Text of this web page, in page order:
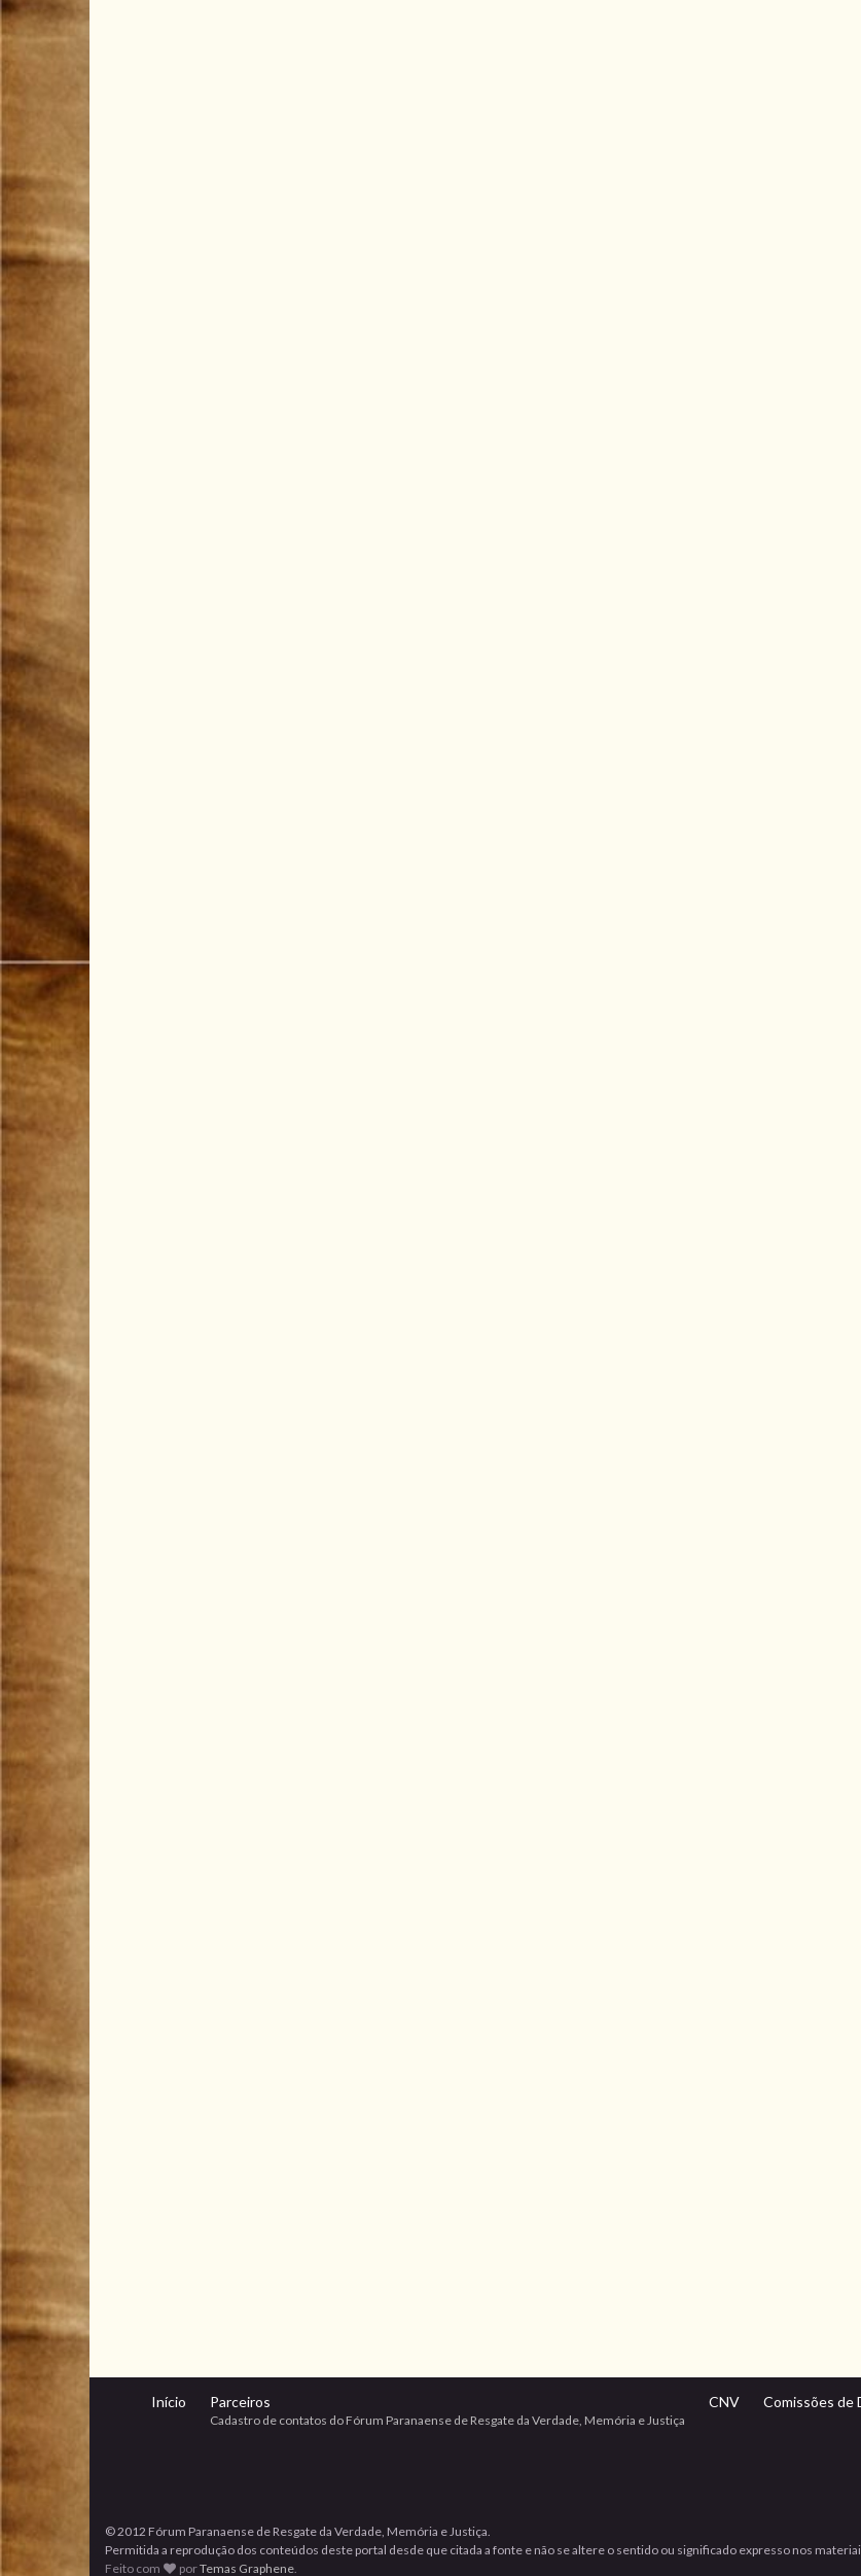
Início Parceiros
Cadastro de contatos do Fórum Paranaense de Resgate da Verdade, Memória e Justiça
CNV Comissões de
© 2012 Fórum Paranaense de Resgate da Verdade, Memória e Justiça.
Permitida a reprodução dos conteúdos deste portal desde que citada a fonte e não se altere o sentido ou significado expresso nos
Feito com
porTemas Graphene.